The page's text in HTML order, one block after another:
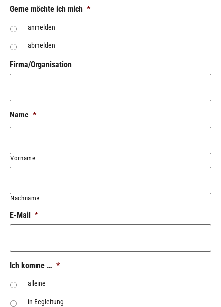
Gerne möchte ich mich *
anmelden
abmelden
Firma/Organisation
Name *
Vorname
Nachname
E-Mail *
Ich komme … *
alleine
in Begleitung